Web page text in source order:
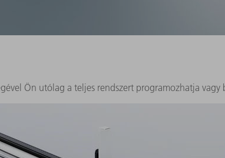
Ön utólag a teljes rendszert programozhatja